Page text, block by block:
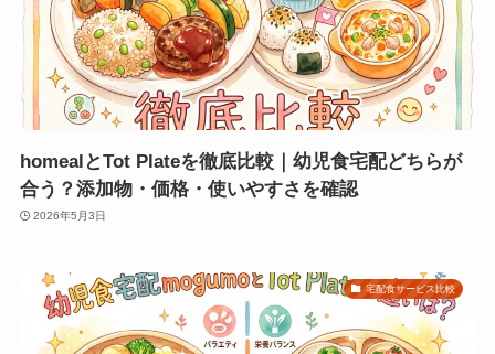
homealとTot Plateを徹底比較｜幼児食宅配どちらが
合う？添加物・価格・使いやすさを確認
2026年5月3日
宅配食サービス比較